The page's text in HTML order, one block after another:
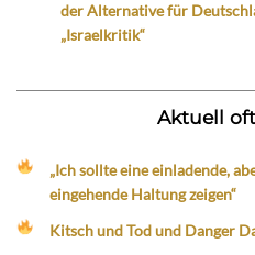
der Alternative für
„Israelkritik“
Aktuell
„Ich sollte eine einladende,
eingehende Haltung zeigen“
Kitsch und Tod und Danger